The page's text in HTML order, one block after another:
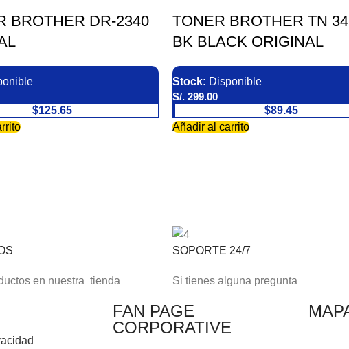
BROTHER DR-2340
$125.65
TONER BROTHER TN
BK BLACK ORIGINAL
Stock: Disponible
S/. 299.00
$89.45
Añadir al carrito
en nuestra tienda
SOPORTE 24/7
Si tienes alguna pregunta
FAN PAGE
CORPORATIVE